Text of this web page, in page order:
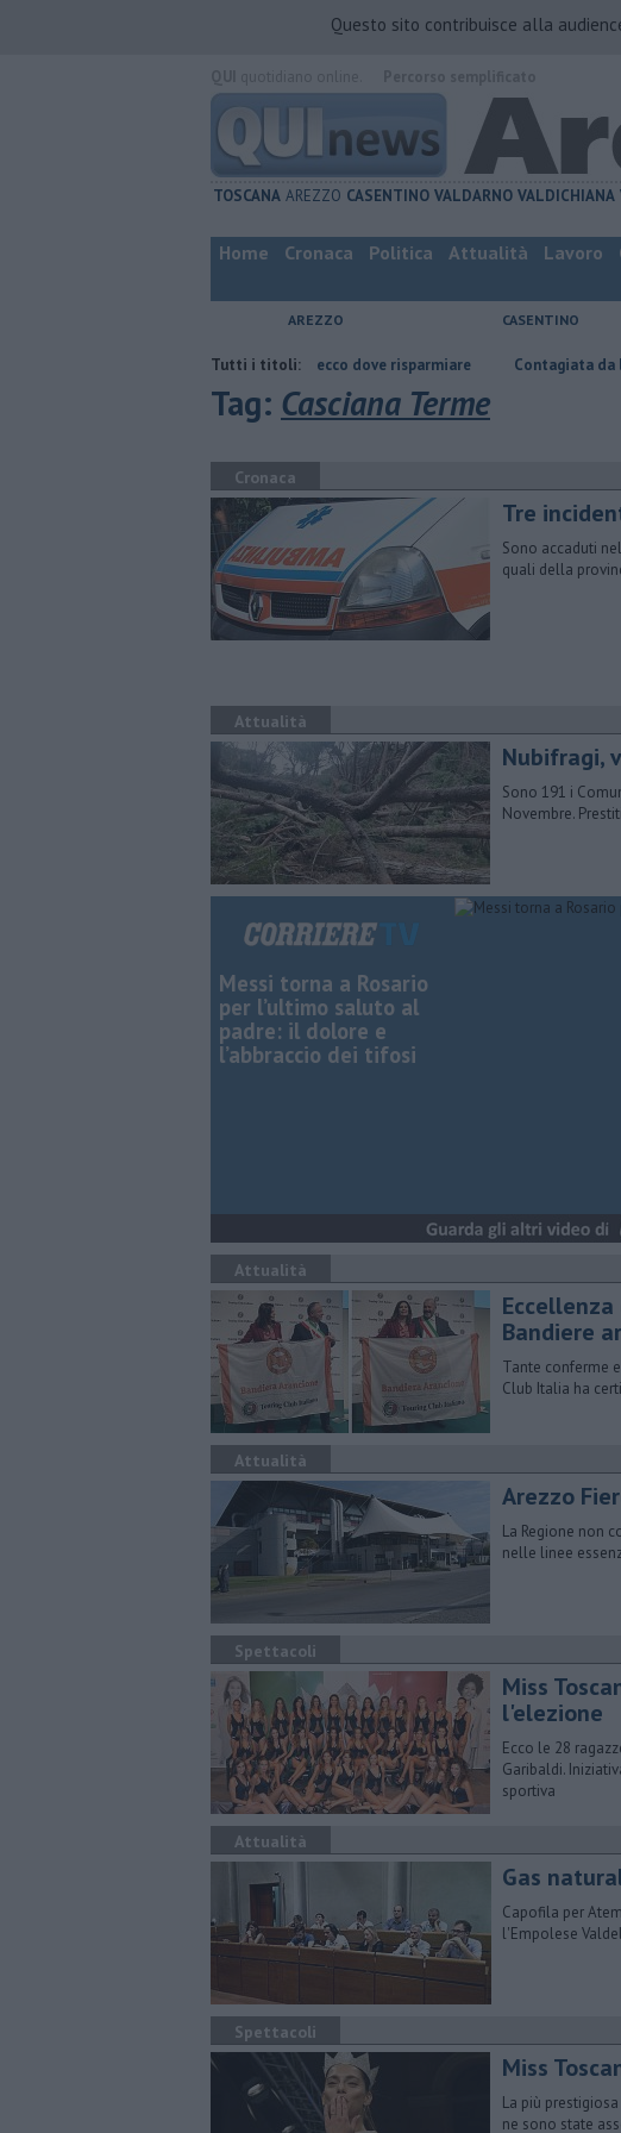
Questo sito contribuisce alla
TOSCANA AREZZO CASENTINO VALDARNO VALDICHIANA
Home Cronaca Politica Attualità Lavoro
AREZZO CASENTINO
Tutti i titoli:
​Benzina, gasolio, gpl, ecco dove risparmiare Contagiata da legionella,
Tag: Casciana Terme
Cronaca
Tre
Sono accaduti
quali della
Attualità
Nubifragi,
Sono 191 i
Novembre.
Messi torna a Rosario
per l’ultimo saluto al
padre: il dolore e
l’abbraccio dei tifosi
Attualità
Bandiere
Tante conferme
Club Italia ha
Attualità
Arezzo
La Regione non
nelle linee
Spettacoli
Miss
l'elezione
Ecco le 28
Garibaldi.
sportiva
Attualità
Gas
Capofila per
l'Empolese
Spettacoli
Miss
La più
ne sono state